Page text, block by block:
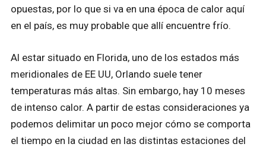
opuestas, por lo que si va en una época de calor aquí
en el país, es muy probable que allí encuentre frío.
Al estar situado en Florida, uno de los estados más
meridionales de EE UU, Orlando suele tener
temperaturas más altas. Sin embargo, hay 10 meses
de intenso calor. A partir de estas consideraciones ya
podemos delimitar un poco mejor cómo se comporta
el tiempo en la ciudad en las distintas estaciones del